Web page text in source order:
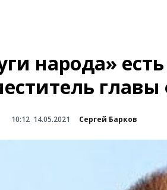
народа»
10:12 14.05.2021 Сергей Барков